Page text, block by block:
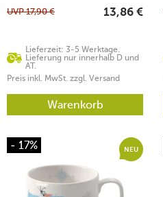
Lieferzeit: 3-5 Werktage.
Lieferung nur innerhalb D und
AT.
UVP17,90 € 13,86 €
Preis inkl. MwSt. zzgl. Versand
Warenkorb
- 17% NEU